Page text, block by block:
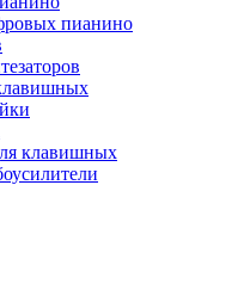
пианино
клавишных